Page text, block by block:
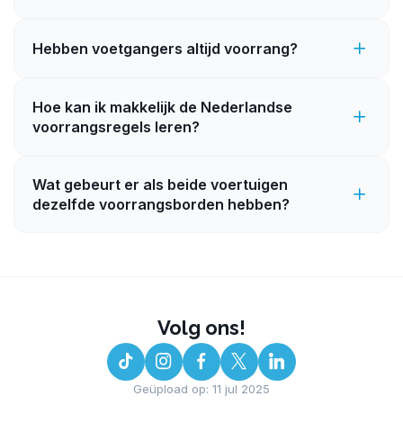
Hebben voetgangers altijd voorrang?
Hoe kan ik makkelijk de Nederlandse
voorrangsregels leren?
Wat gebeurt er als beide voertuigen
dezelfde voorrangsborden hebben?
Volg ons!
Geüpload op: 11 jul 2025